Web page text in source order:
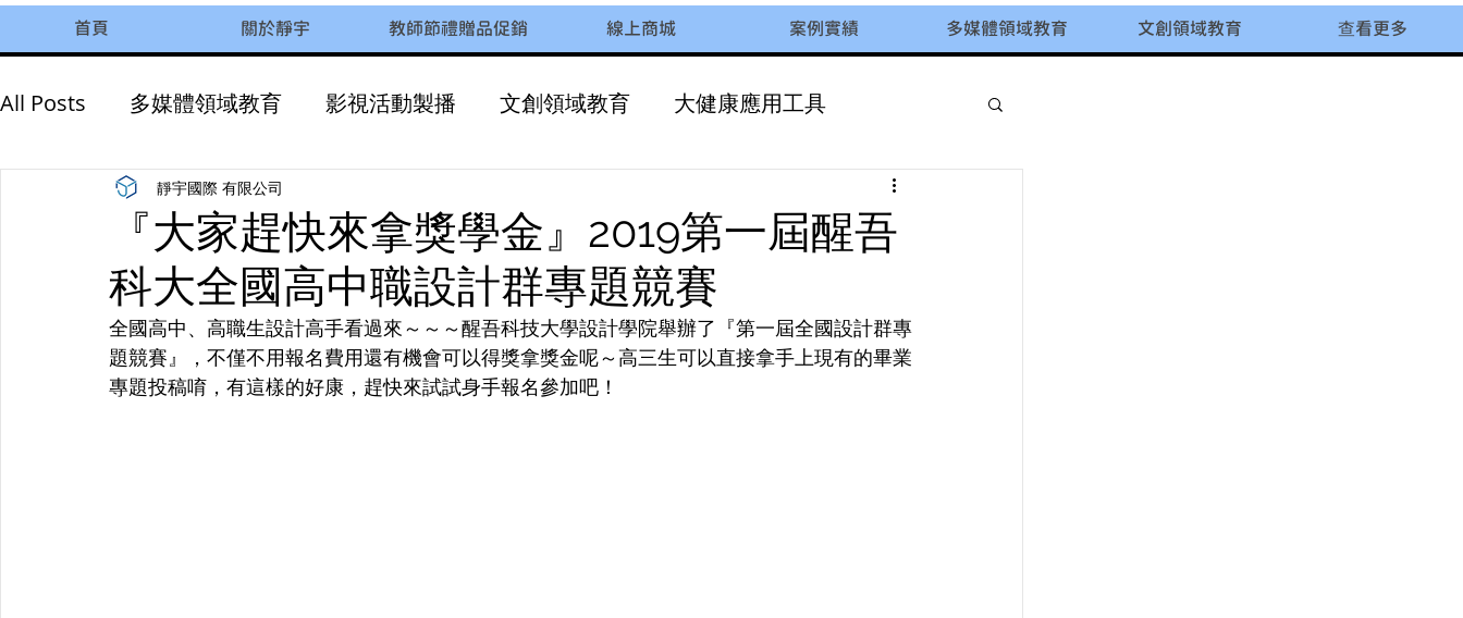
首頁 關於靜宇 教師節禮贈品促銷 線上商城 案例實績 多媒體領域教育 文創領域教育 查看更多
All Posts 多媒體領域教育 影視活動製播 文創領域教育 大健康應用工具
AI智慧教育 永續發展
『大家趕快來拿獎學金』2019第一屆醒吾
科大全國高中職設計群專題競賽
靜宇國際 有限公司
全國高中、高職生設計高手看過來～～～醒吾科技大學設計學院舉辦了『第一屆全國設計群專
題競賽』，不僅不用報名費用還有機會可以得獎拿獎金呢～高三生可以直接拿手上現有的畢業
專題投稿唷，有這樣的好康，趕快來試試身手報名參加吧！